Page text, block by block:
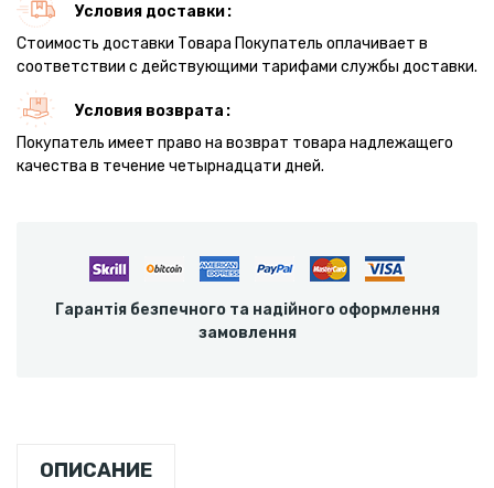
Условия доставки
Стоимость доставки Товара Покупатель оплачивает в
соответствии с действующими тарифами службы доставки.
Условия возврата
Покупатель имеет право на возврат товара надлежащего
качества в течение четырнадцати дней.
Гарантія безпечного та надійного оформлення
замовлення
ОПИСАНИЕ